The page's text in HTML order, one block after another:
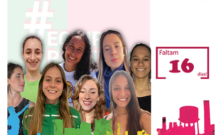
Marketing
Documentos
Contactos
Mais Desporto
Arquivo Histórico
Educação Olímpica
Educação Olímpica
Equipa Portugal